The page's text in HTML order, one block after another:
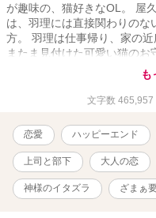
が趣味の、猫好きなOL。 屋
は、羽理には直接関わりのな
方。 羽理は仕事帰り、家の
またま見付けた可愛い猫の
ますニャ！」と書かれたパ
しますニャ！」と願掛けし
な現代モノオフィスラブ！
るため、設定はそちらにし
2025/01/27）
（https://x.com/
シェア以外での無断転載な
する場合がございます。 ○素
も
文字数 465,957
恋愛 ハッピーエンド
上司と部下 大人の恋
神様のイタズラ ざまぁ